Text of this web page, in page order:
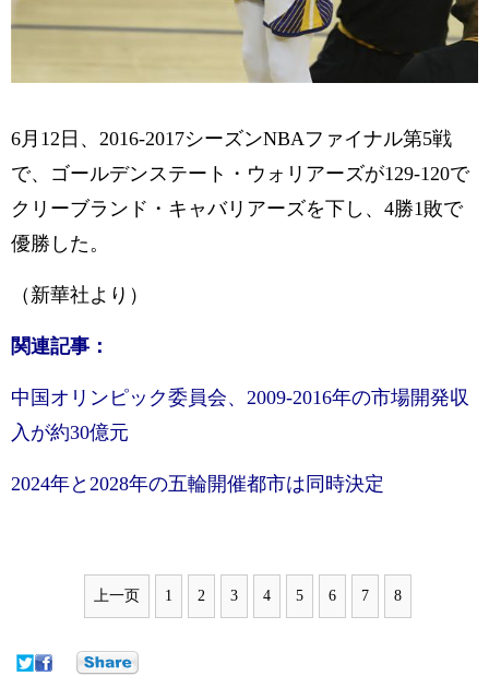
6月12日、2016-2017シーズンNBAファイナル第5戦
で、ゴールデンステート・ウォリアーズが129-120で
クリーブランド・キャバリアーズを下し、4勝1敗で
優勝した。
（新華社より）
関連記事：
中国オリンピック委員会、2009-2016年の市場開発収
入が約30億元
2024年と2028年の五輪開催都市は同時決定
上一页 1 2 3 4 5 6 7 8